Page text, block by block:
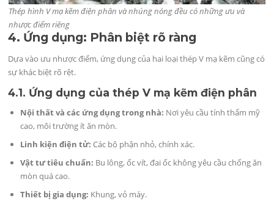
Thép hình V mạ kẽm điện phân và nhúng nóng đều có những ưu và
nhược điểm riêng
4. Ứng dụng: Phân biệt rõ ràng
Dựa vào ưu nhược điểm, ứng dụng của hai loại thép V mạ kẽm cũng có
sự khác biệt rõ rệt.
4.1. Ứng dụng của thép V mạ kẽm điện phân
Nội thất và các ứng dụng trong nhà: Nơi yêu cầu tính thẩm mỹ
cao, môi trường ít ăn mòn.
Linh kiện điện tử: Các bộ phận nhỏ, chính xác.
Vật tư tiêu chuẩn: Bu lông, ốc vít, đai ốc không yêu cầu chống ăn
mòn quá cao.
Thiết bị gia dụng: Khung, vỏ máy.